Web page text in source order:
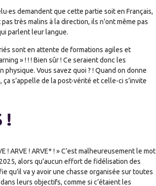
demandent que cette partie soit en Français,
très malins à la direction, ils n’ont même pas
parlent leur langue.
sont en attente de formations agiles et
» ! ! ! Bien sûr ! Ce seraient donc les
Vous savez quoi ? ! Quand on donne
s’appelle de la post-vérité et celle-ci s’invite
!
ARVE ! ARVE* ! » C’est malheureusement le mot
alors qu’aucun effort de fidélisation des
qu’il va y avoir une chasse organisée sur toutes
leurs objectifs, comme si c’étaient les